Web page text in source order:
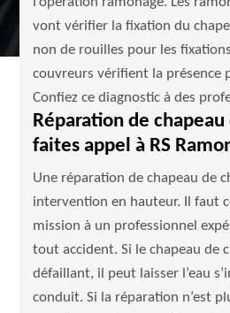
vont vérifier la fixation du
non de rouilles pour les
couvreurs vérifient la présence
Confiez ce diagnostic à des
Réparation de
faites appel à RS
Une réparation de chapeau de
intervention en hauteur. Il faut
mission à un professionnel
tout accident. Si le chapeau de
défaillant, il peut laisser l’eau
conduit. Si la réparation n’est